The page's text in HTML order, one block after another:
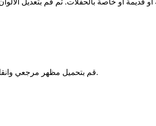
قم بتحميل مظهر مرجعي وانقله إلى وجهك. يطابق مولد المكياج بالذكاء الاصطناعي الألوان والبنية مع الحفاظ على ميزاتك الفريدة ولونك ثابتًا.